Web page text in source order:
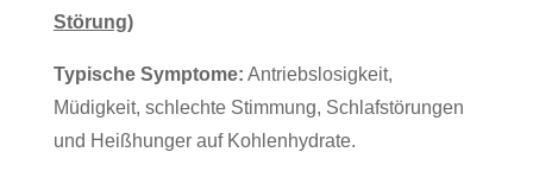
Störung)
Typische Symptome: Antriebslosigkeit,
Müdigkeit, schlechte Stimmung, Schlafstörungen
und Heißhunger auf Kohlenhydrate.